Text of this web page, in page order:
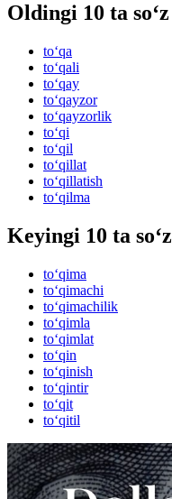
Oldingi 10 ta so‘z
to‘qa
to‘qali
to‘qay
to‘qayzor
to‘qayzorlik
to‘qi
to‘qil
to‘qillat
to‘qillatish
to‘qilma
Keyingi 10 ta so‘z
to‘qima
to‘qimachi
to‘qimachilik
to‘qimla
to‘qimlat
to‘qin
to‘qinish
to‘qintir
to‘qit
to‘qitil